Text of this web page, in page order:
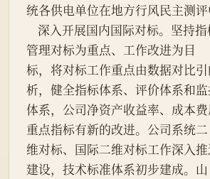
统各供电单位在地方行风民主测评
管理对标为重点、工作改进为目
标，将对标工作重点由数据对比
析，健全指标体系、评价体系和
体系，公司净资产收益率、成本
重点指标有新的改进。公司系统二
维对标、国际二维对标工作深入
建设，技术标准体系初步建成。山